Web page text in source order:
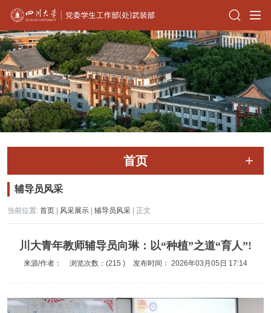
首页
辅导员风采
当前位置: 首页 风采展示 辅导员风采 | 正文
川大青年教师辅导员向琳：以“种植”之道“育人”!
来源/作者： 浏览次数：(215 ) 发布时间： 2026年03月05日 17:14